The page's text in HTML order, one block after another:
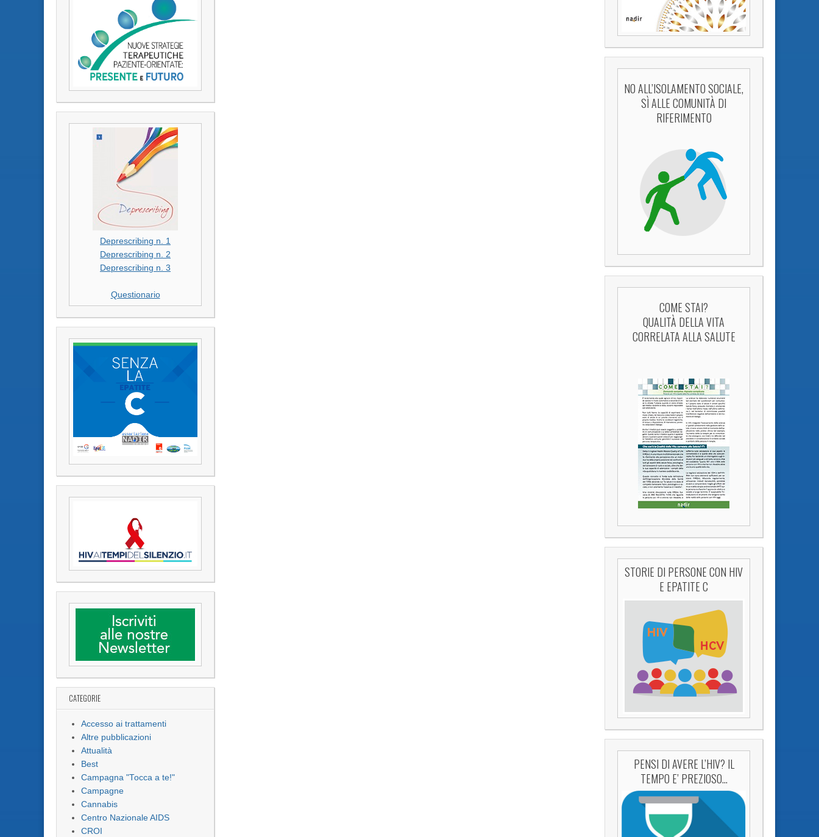
Deprescribing n. 1
Deprescribing n. 2
Deprescribing n. 3
Questionario
CATEGORIE
Accesso ai trattamenti
Altre pubblicazioni
Attualità
Best
Campagna "Tocca a te!"
Campagne
Cannabis
Centro Nazionale AIDS
CROI
NO ALL’ISOLAMENTO SOCIALE,
SÌ ALLE COMUNITÀ DI
RIFERIMENTO
COME STAI?
QUALITÀ DELLA VITA
CORRELATA ALLA SALUTE
STORIE DI PERSONE CON HIV
E EPATITE C
PENSI DI AVERE L’HIV? IL
TEMPO E’ PREZIOSO…